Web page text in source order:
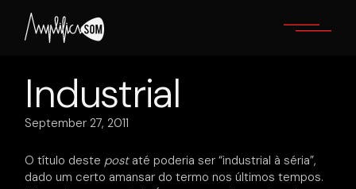
content
Industrial
September 27, 2011
O título deste postaté poderia ser “industrial à séria”,
dado um certo amansar do termo nos últimos tempos.